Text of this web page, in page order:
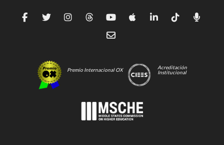
Premio Internacional OX
Acreditación
Institucional